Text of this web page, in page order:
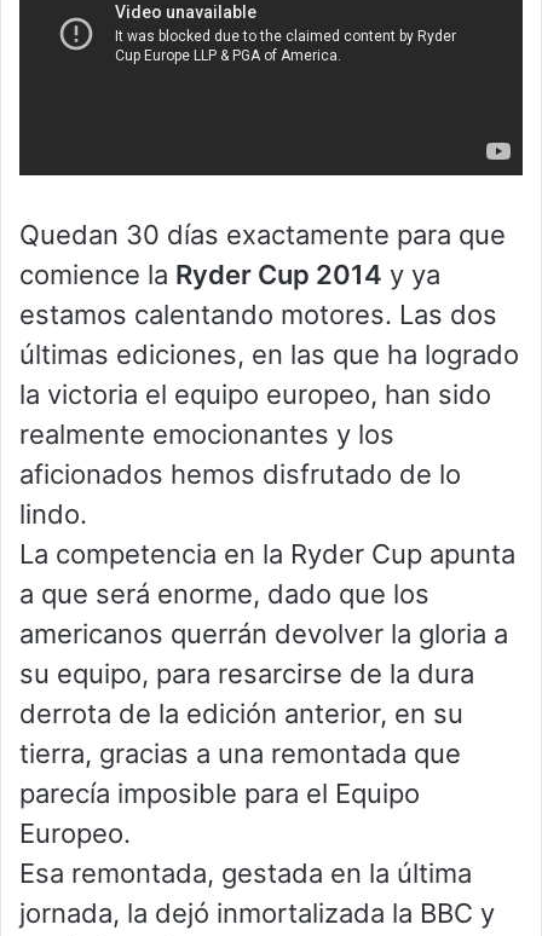
Quedan 30 días exactamente para que
comience la Ryder Cup 2014 y ya
estamos calentando motores. Las dos
últimas ediciones, en las que ha logrado
la victoria el equipo europeo, han sido
realmente emocionantes y los
aficionados hemos disfrutado de lo
lindo.
La competencia en la Ryder Cup apunta
a que será enorme, dado que los
americanos querrán devolver la gloria a
su equipo, para resarcirse de la dura
derrota de la edición anterior, en su
tierra, gracias a una remontada que
parecía imposible para el Equipo
Europeo.
Esa remontada, gestada en la última
jornada, la dejó inmortalizada la BBC y